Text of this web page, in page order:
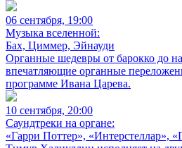
06 сентября, 19:00
Музыка вселенной:
Бах, Циммер, Эйнауди
Органные шедевры от барокко до
впечатляющие органные
программе Ивана Царева.
10 сентября, 20:00
Саундтреки на органе:
«Гарри Поттер», «Интерстеллар»,